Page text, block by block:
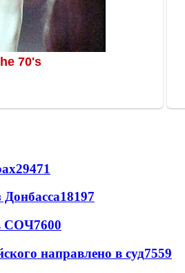
29471
18197
СОЧ7600
направлено в суд7559